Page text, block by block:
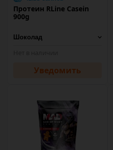
Протеин RLine Casein
900g
Уведомить